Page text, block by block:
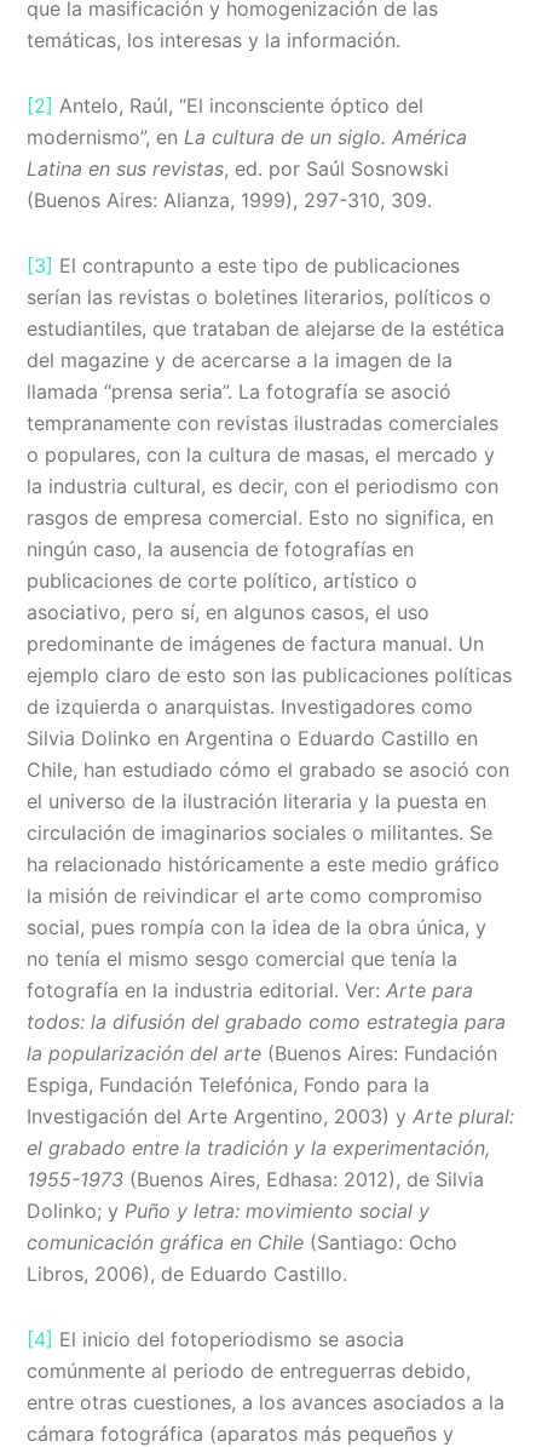
que la masificación y homogenización de las
temáticas, los interesas y la información.
[2] Antelo, Raúl, “El inconsciente óptico del
modernismo”, en La cultura de un siglo. América
Latina en sus revistas, ed. por Saúl Sosnowski
(Buenos Aires: Alianza, 1999), 297-310, 309.
[3] El contrapunto a este tipo de publicaciones
serían las revistas o boletines literarios, políticos o
estudiantiles, que trataban de alejarse de la estética
del magazine y de acercarse a la imagen de la
llamada “prensa seria”. La fotografía se asoció
tempranamente con revistas ilustradas comerciales
o populares, con la cultura de masas, el mercado y
la industria cultural, es decir, con el periodismo con
rasgos de empresa comercial. Esto no significa, en
ningún caso, la ausencia de fotografías en
publicaciones de corte político, artístico o
asociativo, pero sí, en algunos casos, el uso
predominante de imágenes de factura manual. Un
ejemplo claro de esto son las publicaciones políticas
de izquierda o anarquistas. Investigadores como
Silvia Dolinko en Argentina o Eduardo Castillo en
Chile, han estudiado cómo el grabado se asoció con
el universo de la ilustración literaria y la puesta en
circulación de imaginarios sociales o militantes. Se
ha relacionado históricamente a este medio gráfico
la misión de reivindicar el arte como compromiso
social, pues rompía con la idea de la obra única, y
no tenía el mismo sesgo comercial que tenía la
fotografía en la industria editorial. Ver:Arte para
todos: la difusión del grabado como estrategia para
la popularización del arte (Buenos Aires: Fundación
Espiga, Fundación Telefónica, Fondo para la
Investigación del Arte Argentino, 2003) yArte plural:
el grabado entre la tradición y la experimentación,
1955-1973 (Buenos Aires, Edhasa: 2012), de Silvia
Dolinko; y Puño y letra: movimiento social y
comunicación gráfica en Chile (Santiago: Ocho
Libros, 2006), de Eduardo Castillo.
[4] El inicio del fotoperiodismo se asocia
comúnmente al periodo de entreguerras debido,
entre otras cuestiones, a los avances asociados a la
cámara fotográfica (aparatos más pequeños y